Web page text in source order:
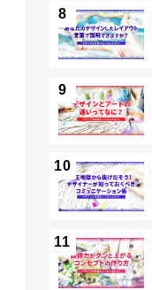
8
9
10
11